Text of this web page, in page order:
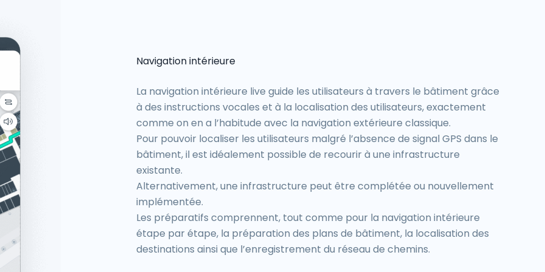
Navigation intérieure
La navigation intérieure live guide les utilisateurs à travers le bâtiment grâce
à des instructions vocales et à la localisation des utilisateurs, exactement
comme on en a l’habitude avec la navigation extérieure classique.
Pour pouvoir localiser les utilisateurs malgré l’absence de signal GPS dans le
bâtiment, il est idéalement possible de recourir à une infrastructure
existante.
Alternativement, une infrastructure peut être complétée ou nouvellement
implémentée.
Les préparatifs comprennent, tout comme pour la navigation intérieure
étape par étape, la préparation des plans de bâtiment, la localisation des
destinations ainsi que l’enregistrement du réseau de chemins.